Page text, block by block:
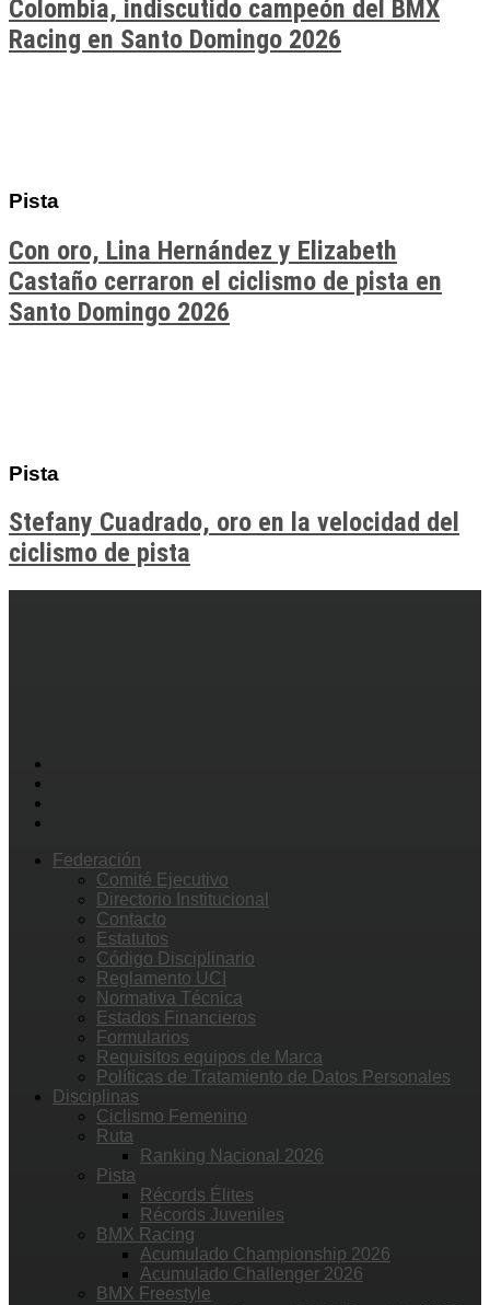
Colombia, indiscutido campeón del BMX
Racing en Santo Domingo 2026
Pista
Con oro, Lina Hernández y Elizabeth
Castaño cerraron el ciclismo de pista en
Santo Domingo 2026
Pista
Stefany Cuadrado, oro en la velocidad del
ciclismo de pista
Federación
Comité Ejecutivo
Directorio Institucional
Contacto
Estatutos
Código Disciplinario
Reglamento UCI
Normativa Técnica
Estados Financieros
Formularios
Requisitos equipos de Marca
Políticas de Tratamiento de Datos Personales
Disciplinas
Ciclismo Femenino
Ruta
Ranking Nacional 2026
Pista
Récords Élites
Récords Juveniles
BMX Racing
Acumulado Championship 2026
Acumulado Challenger 2026
BMX Freestyle